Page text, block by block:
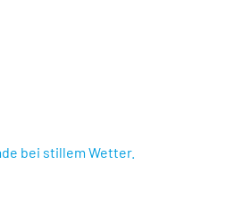
bei stillem Wetter.